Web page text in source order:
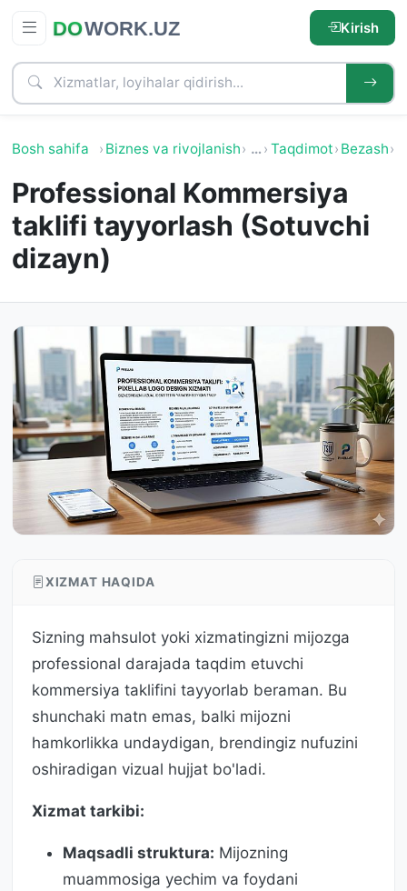
Kirish
Bosh sahifa Biznes va rivojlanish … Taqdimot Bezash
Professional Kommersiya
taklifi tayyorlash (Sotuvchi
dizayn)
XIZMAT HAQIDA
Sizning mahsulot yoki xizmatingizni mijozga
professional darajada taqdim etuvchi
kommersiya taklifini tayyorlab beraman. Bu
shunchaki matn emas, balki mijozni
hamkorlikka undaydigan, brendingiz nufuzini
oshiradigan vizual hujjat bo'ladi.
Xizmat tarkibi:
Maqsadli struktura: Mijozning
muammosiga yechim va foydani